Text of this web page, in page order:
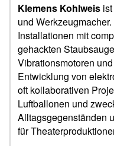
Klemens Kohlweis
und
Installationen mit
gehackten
Vibrationsmotoren
Entwicklung von
oft kollaborativen
Luftballonen und
Alltagsgegenständen
für